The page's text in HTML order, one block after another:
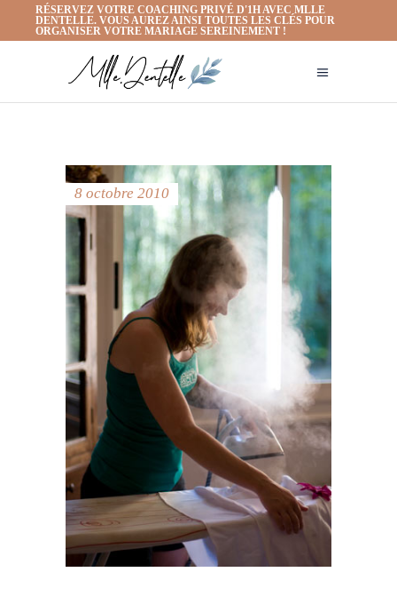
RÉSERVEZ VOTRE COACHING PRIVÉ D'1H AVEC MLLE
DENTELLE. VOUS AUREZ AINSI TOUTES LES CLÉS POUR
ORGANISER VOTRE MARIAGE SEREINEMENT !
8 octobre 2010